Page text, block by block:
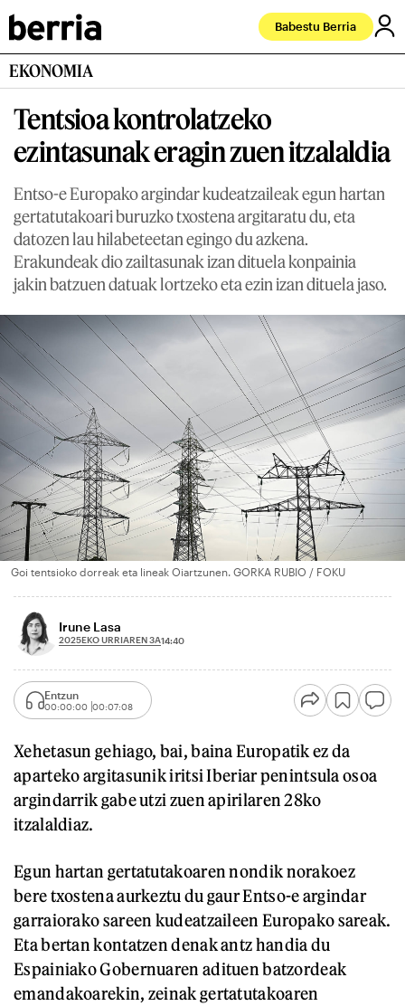
Babestu Berria
EKONOMIA
Tentsioa kontrolatzeko
ezintasunak eragin zuen itzalaldia
Entso-e Europako argindar kudeatzaileak egun hartan
gertatutakoari buruzko txostena argitaratu du, eta
datozen lau hilabeteetan egingo du azkena.
Erakundeak dio zailtasunak izan dituela konpainia
jakin batzuen datuak lortzeko eta ezin izan dituela jaso.
Goi tentsioko dorreak eta lineak Oiartzunen. GORKA RUBIO / FOKU
Irune Lasa
2025EKO URRIAREN 3A14:40
Entzun
00:00:00 00:07:08
Xehetasun gehiago, bai, baina Europatik ez da
aparteko argitasunik iritsi Iberiar penintsula osoa
argindarrik gabe utzi zuen apirilaren 28ko
itzalaldiaz.
Egun hartan gertatutakoaren nondik norakoez
bere txostena aurkeztu du gaur Entso-e argindar
garraiorako sareen kudeatzaileen Europako sareak.
Eta bertan kontatzen denak antz handia du
Espainiako Gobernuaren adituen batzordeak
emandakoarekin, zeinak gertatutakoaren